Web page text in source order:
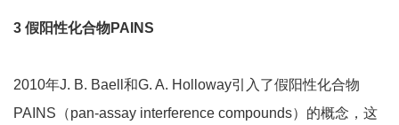
3 假阳性化合物PAINS
2010年J. B. Baell和G. A. Holloway引入了假阳性化合物
PAINS（pan-assay interference compounds）的概念，这